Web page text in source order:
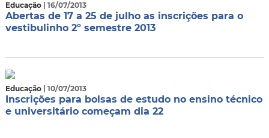
Educação | 16/07/2013
Abertas de 17 a 25 de julho as inscrições para o
vestibulinho 2º semestre 2013
Educação | 10/07/2013
Inscrições para bolsas de estudo no ensino técnico
e universitário começam dia 22